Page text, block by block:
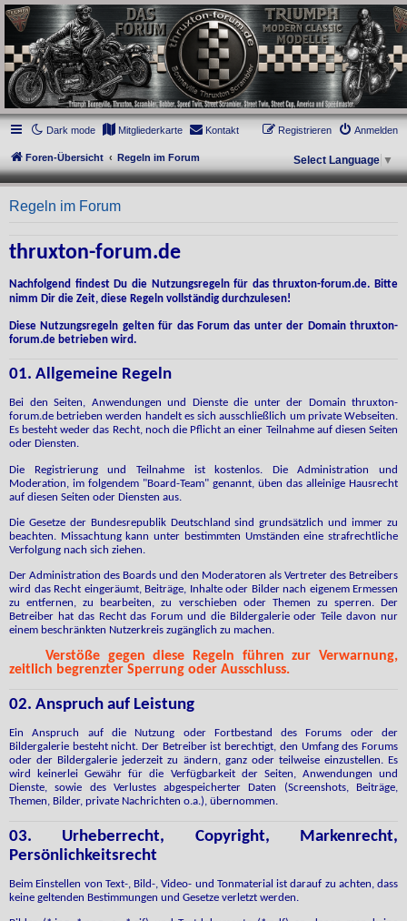
thruxton-forum.de
DAS FORUM! Alles rund um die Triumph Modern Classic Modelle. Das Forum für
die New Bonneville Baureihen ab BJ 2001. Triumph Bonneville, Thruxton,
Scrambler, Bobber, Speed Twin, Street Scrambler, Street Twin, Street Cup, America
und Speedmaster.
Dark mode
Mitgliederkarte Kontakt Anmelden
Registrieren
Foren-Übersicht Regeln im Forum Select Language ▼
Regeln im Forum
thruxton-forum.de
Nachfolgend findest Du die Nutzungsregeln für das thruxton-forum.de. Bitte
nimm Dir die Zeit, diese Regeln vollständig durchzulesen!
Diese Nutzungsregeln gelten für das Forum das unter der Domain thruxton-
forum.de betrieben wird.
01. Allgemeine Regeln
Bei den Seiten, Anwendungen und Dienste die unter der Domain thruxton-
forum.de betrieben werden handelt es sich ausschließlich um private Webseiten.
Es besteht weder das Recht, noch die Pflicht an einer Teilnahme auf diesen Seiten
oder Diensten.
Die Registrierung und Teilnahme ist kostenlos. Die Administration und
Moderation, im folgendem "Board-Team" genannt, üben das alleinige Hausrecht
auf diesen Seiten oder Diensten aus.
Die Gesetze der Bundesrepublik Deutschland sind grundsätzlich und immer zu
beachten. Missachtung kann unter bestimmten Umständen eine strafrechtliche
Verfolgung nach sich ziehen.
Der Administration des Boards und den Moderatoren als Vertreter des Betreibers
wird das Recht eingeräumt, Beiträge, Inhalte oder Bilder nach eigenem Ermessen
zu entfernen, zu bearbeiten, zu verschieben oder Themen zu sperren. Der
Betreiber hat das Recht das Forum und die Bildergalerie oder Teile davon nur
einem beschränkten Nutzerkreis zugänglich zu machen.
Verstöße gegen diese Regeln führen zur Verwarnung,
zeitlich begrenzter Sperrung oder Ausschluss.
02. Anspruch auf Leistung
Ein Anspruch auf die Nutzung oder Fortbestand des Forums oder der
Bildergalerie besteht nicht. Der Betreiber ist berechtigt, den Umfang des Forums
oder der Bildergalerie jederzeit zu ändern, ganz oder teilweise einzustellen. Es
wird keinerlei Gewähr für die Verfügbarkeit der Seiten, Anwendungen und
Dienste, sowie des Verlustes abgespeicherter Daten (Screenshots, Beiträge,
Themen, Bilder, private Nachrichten o.a.), übernommen.
03. Urheberrecht, Copyright, Markenrecht,
Persönlichkeitsrecht
Beim Einstellen von Text-, Bild-, Video- und Tonmaterial ist darauf zu achten, dass
keine geltenden Bestimmungen und Gesetze verletzt werden.